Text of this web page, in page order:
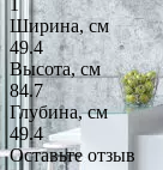
Ширина, см
49.4
Высота, см
84.7
Глубина, см
49.4
Оставьте отзыв